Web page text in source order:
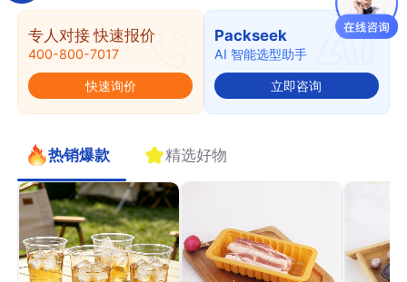
专人对接 快速报价
400-800-7017
快速询价
Packseek
AI 智能选型助手
立即咨询
热销爆款 精选好物